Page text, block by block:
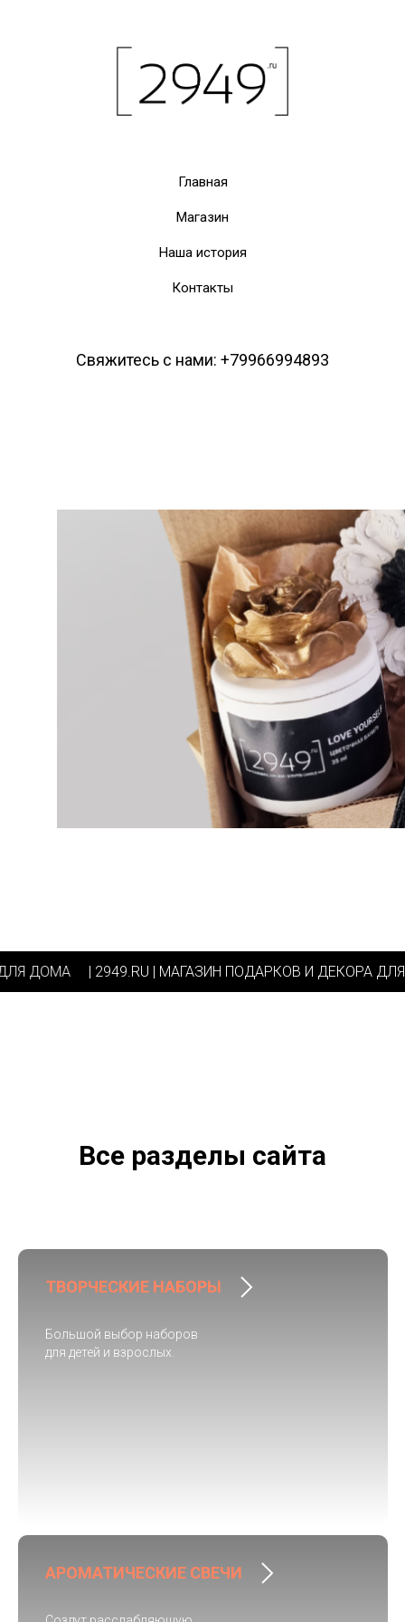
Главная
Магазин
Наша история
Контакты
Свяжитесь с нами: +79966994893
ДЛЯ ДОМА | 2949.RU | МАГАЗИН ПОДАРКОВ И ДЕКОРА
Все разделы сайта
ТВОРЧЕСКИЕ НАБОРЫ
Большой выбор наборов
для детей и взрослых.
АРОМАТИЧЕСКИЕ СВЕЧИ